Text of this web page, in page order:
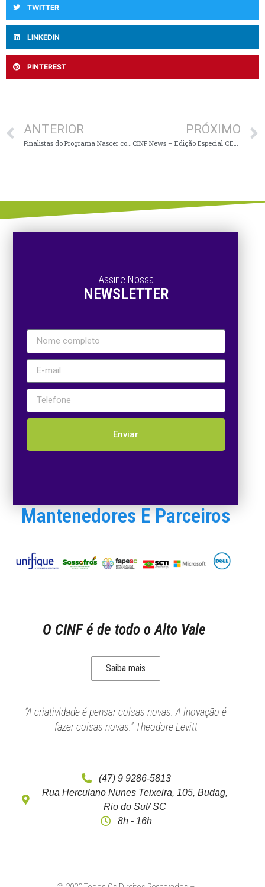
TWITTER
LINKEDIN
PINTEREST
ANTERIOR
Finalistas do Programa Nascer conhecem a jornada do empreendedor em Rio do Sul
PRÓXIMO
CINF News – Edição Especial CES 2025
Assine Nossa
NEWSLETTER
Enviar
Mantenedores E Parceiros
O CINF é de todo o Alto Vale
Saiba mais
“A criatividade é pensar coisas novas. A inovação é
fazer coisas novas.” Theodore Levitt
(47) 9 9286-5813
Rua Herculano Nunes Teixeira, 105, Budag,
Rio do Sul/ SC
8h - 16h